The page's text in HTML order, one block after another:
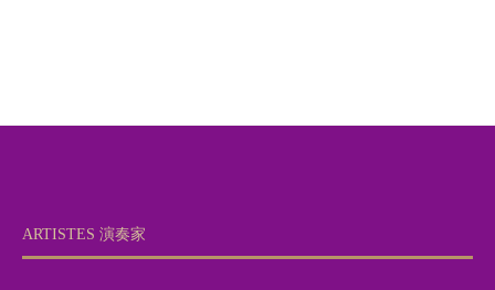
ARTISTES 演奏家